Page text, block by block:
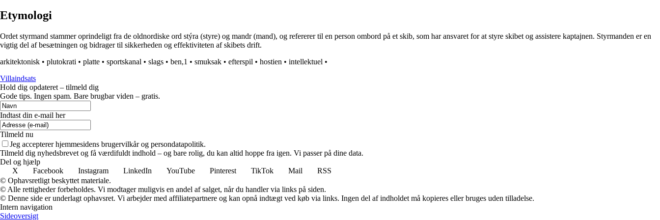
Etymologi
Ordet styrmand stammer oprindeligt fra de oldnordiske ord stýra (styre) og mandr (mand), og refererer til en person ombord på et skib, som har ansvaret for at styre skibet og assistere kaptajnen. Styrmanden er en
vigtig del af besætningen og bidrager til sikkerheden og effektiviteten af skibets drift.
arkitektonisk • plutokrati • platte • sportskanal • slags • ben,1 • smuksak • efterspil • hostien • intellektuel •
Villaindsats
Hold dig opdateret – tilmeld dig
Gode tips. Ingen spam. Bare brugbar viden – gratis.
Indtast din e-mail her
Tilmeld nu
Jeg accepterer hjemmesidens brugervilkår og persondatapolitik.
Tilmeld dig nyhedsbrevet og få værdifuldt indhold – og bare rolig, du kan altid hoppe fra igen. Vi passer på dine data.
Del og hjælp
X
Facebook Instagram LinkedIn YouTube Pinterest TikTok Mail
RSS
© Ophavsretligt beskyttet materiale.
© Alle rettigheder forbeholdes. Vi modtager muligvis en andel af salget, når du handler via links på siden.
© Denne side er underlagt ophavsret. Vi arbejder med affiliatepartnere og kan opnå indtægt ved køb via links. Ingen del af indholdet må kopieres eller bruges uden tilladelse.
Intern navigation
Sideoversigt